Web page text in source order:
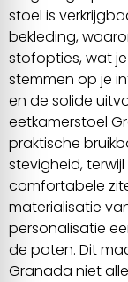
stoel is
bekleding,
stofopties, wat
stemmen op je
en de solide
eetkamerstoel
praktische
stevigheid,
comfortabele
materialisatie
personalisatie
de poten. Dit
Granada niet